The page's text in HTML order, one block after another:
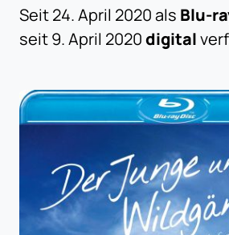
Seit 24. April 2020 als Blu-
seit 9. April 2020digital